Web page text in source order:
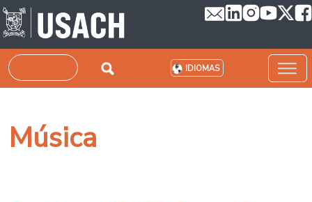
Pasar al contenido principal
Buscar IDIOMAS
Música